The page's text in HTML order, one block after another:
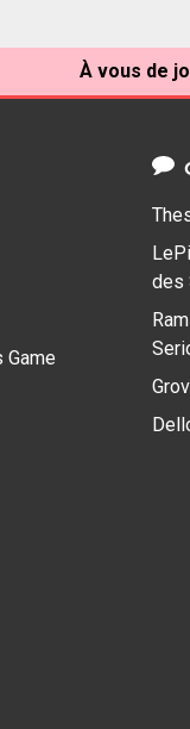
À vous de
des